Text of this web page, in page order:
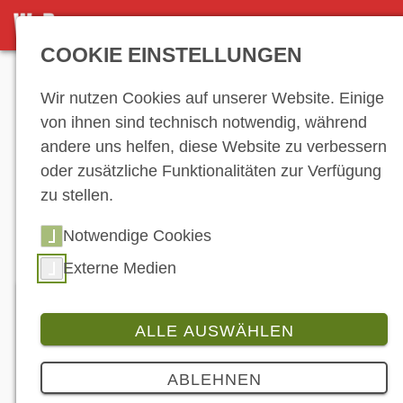
DETAILANSICHT
Hersteller-
Verzeichnis
Italmoto Vertriebsgesellschaft mbH
COOKIE EINSTELLUNGEN
Wir nutzen Cookies auf unserer Website. Einige
von ihnen sind technisch notwendig, während
andere uns helfen, diese Website zu verbessern
oder zusätzliche Funktionalitäten zur Verfügung
zu stellen.
Notwendige Cookies
Externe Medien
ALLE AUSWÄHLEN
ABLEHNEN